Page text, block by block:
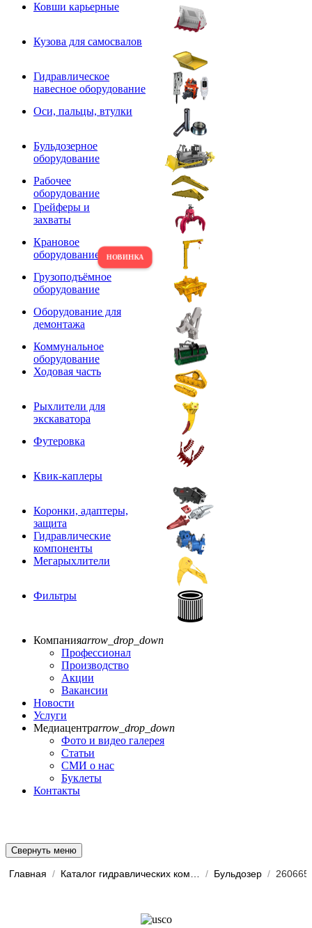
Ковши карьерные
Кузова для самосвалов
Гидравлическое
навесное оборудование
Оси, пальцы, втулки
Бульдозерное
оборудование
Рабочее
оборудование
Грейферы и
захваты
Крановое
оборудование
Грузоподъёмное
оборудование
Оборудование для
демонтажа
Коммунальное
оборудование
Ходовая часть
Рыхлители для
экскаватора
Футеровка
Квик-каплеры
Коронки, адаптеры,
защита
Гидравлические
компоненты
Мегарыхлители
Фильтры
Компанияarrow_drop_down
Профессионал
Производство
Акции
Вакансии
Новости
Услуги
Медиацентрarrow_drop_down
Фото и видео галерея
Статьи
СМИ о нас
Буклеты
Контакты
Свернуть меню
Главная / / Бульдозер /